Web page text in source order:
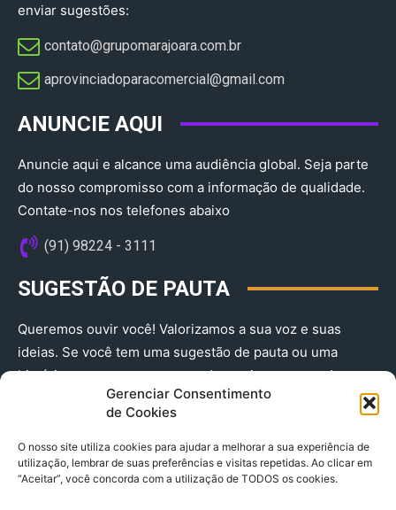
Gerenciar Consentimento
de Cookies
O nosso site utiliza cookies para ajudar a melhorar a sua experiência de
utilização, lembrar de suas preferências e visitas repetidas. Ao clicar em
“Aceitar”, você concorda com a utilização de TODOS os cookies.
enviar sugestões:
contato@grupomarajoara.com.br
aprovinciadoparacomercial@gmail.com​
ANUNCIE AQUI
Anuncie aqui e alcance uma audiência global. Seja parte
do nosso compromisso com a informação de qualidade.
Contate-nos nos telefones abaixo
(91) 98224 - 3111
SUGESTÃO DE PAUTA
Queremos ouvir você! Valorizamos a sua voz e suas
ideias. Se você tem uma sugestão de pauta ou uma
história que merece ser contada, envie-nos agora!
(91) 98224 - 3111